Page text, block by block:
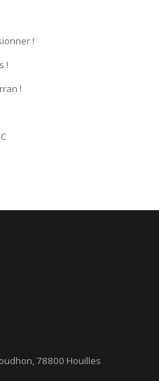
!
!
!
78800 Houilles